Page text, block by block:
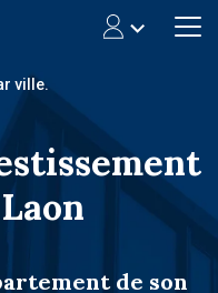
ville.
de son